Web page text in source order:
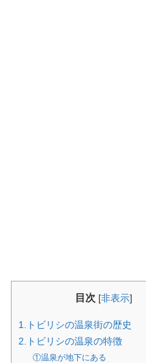
目次 [非表示]
1.トビリシの温泉街の歴史
2.トビリシの温泉の特徴
①温泉が地下にある